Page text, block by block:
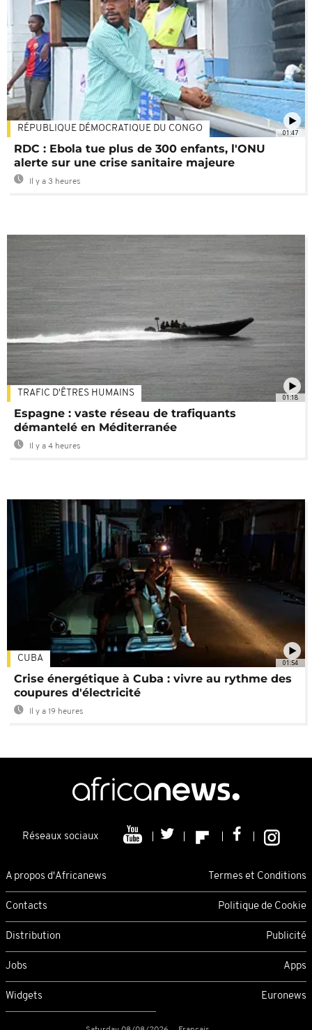
01:47
RÉPUBLIQUE DÉMOCRATIQUE DU CONGO
RDC : Ebola tue plus de 300 enfants, l'ONU
alerte sur une crise sanitaire majeure
Il y a 3 heures
01:18
TRAFIC D'ÊTRES HUMAINS
Espagne : vaste réseau de trafiquants
démantelé en Méditerranée
Il y a 4 heures
01:54
CUBA
Crise énergétique à Cuba : vivre au rythme des
coupures d'électricité
Il y a 19 heures
Réseaux sociaux
A propos d'Africanews Termes et Conditions
Contacts Politique de Cookie
Distribution Publicité
Jobs Apps
Widgets Euronews